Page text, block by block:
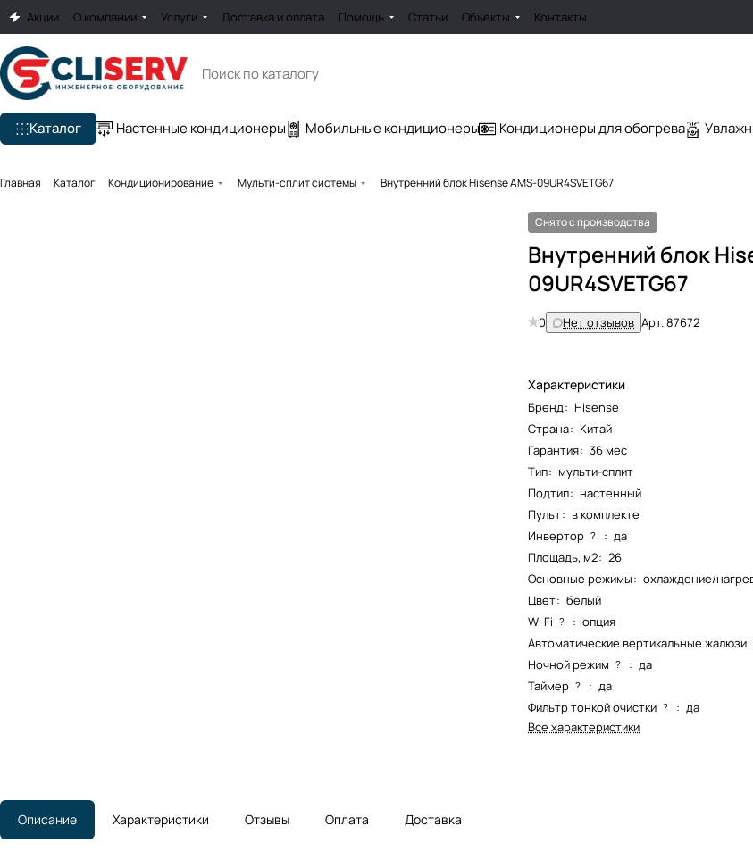
Акции О компании Услуги Доставка и оплата Помощь Статьи Объекты Контакты
Каталог Настенные кондиционеры Мобильные кондиционеры Кондиционеры для обогрева
Главная Каталог Кондиционирование Мульти-сплит системы Внутренний блок Hisense AMS-09UR4SVETG67
Снято с производства
Внутренний блок
09UR4SVETG67
0 Нет отзывов Арт.87672
Характеристики
Бренд: Hisense
Страна: Китай
Гарантия: 36 мес
Тип: мульти-сплит
Подтип: настенный
Пульт: в комплекте
Инвертор ? : да
Площадь, м2: 26
Основные режимы: охлаждение/
Цвет: белый
Wi Fi ? : опция
Автоматические вертикальные жалюзи
Ночной режим ? : да
Таймер ? : да
Фильтр тонкой очистки ? : да
Все характеристики
Описание Характеристики Отзывы Оплата Доставка